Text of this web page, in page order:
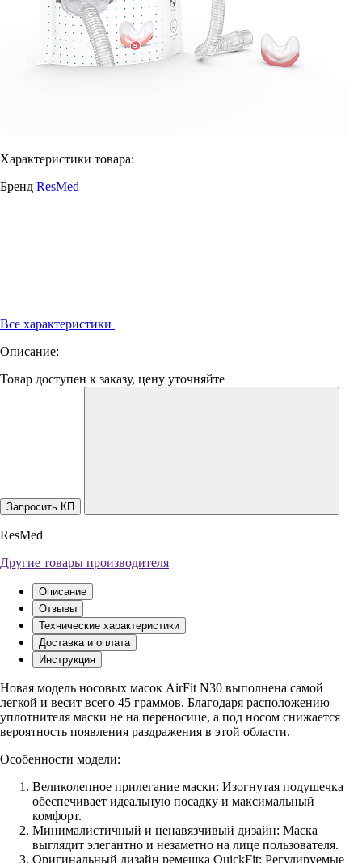
Характеристики товара:
Бренд ResMed
Все характеристики
Описание:
Товар доступен к заказу, цену уточняйте
Запросить КП
ResMed
Другие товары производителя
Описание
Отзывы
Технические характеристики
Доставка и оплата
Инструкция
Новая модель носовых масок AirFit N30 выполнена самой
легкой и весит всего 45 граммов. Благодаря расположению
уплотнителя маски не на переносице, а под носом снижается
вероятность появления раздражения в этой области.
Особенности модели:
Великолепное прилегание маски: Изогнутая подушечка
обеспечивает идеальную посадку и максимальный
комфорт.
Минималистичный и ненавязчивый дизайн: Маска
выглядит элегантно и незаметно на лице пользователя.
Оригинальный дизайн ремешка QuickFit: Регулируемые